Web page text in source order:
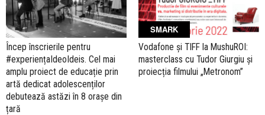
Încep înscrierile pentru
#experiențaIdeoIdeis. Cel mai
amplu proiect de educație prin
artă dedicat adolescenților
debutează astăzi în 8 orașe din
țară
SMARK
Vodafone și TIFF la MushuROI:
masterclass cu Tudor Giurgiu și
proiecția filmului „Metronom”